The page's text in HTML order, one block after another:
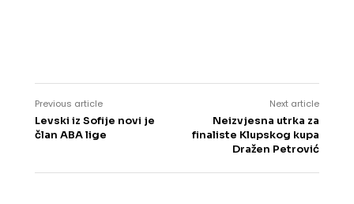
Previous article
Levski iz Sofije novi je
član ABA lige
Next article
Neizvjesna utrka za
finaliste Klupskog kupa
Dražen Petrović